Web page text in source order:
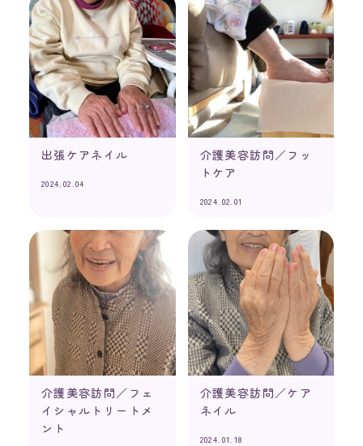
出張ケアネイル
2024.02.04
介護美容訪問／フッ
トケア
2024.02.01
介護美容訪問／フェ
イシャルトリートメ
ント
介護美容訪問／ケア
ネイル
2024.01.18